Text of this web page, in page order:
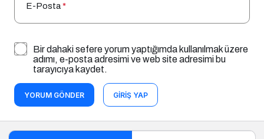
E-Posta*
Bir dahaki sefere yorum yaptığımda kullanılmak üzere
adımı, e-posta adresimi ve web site adresimi bu
tarayıcıya kaydet.
YORUM GÖNDER GIRIŞ YAP